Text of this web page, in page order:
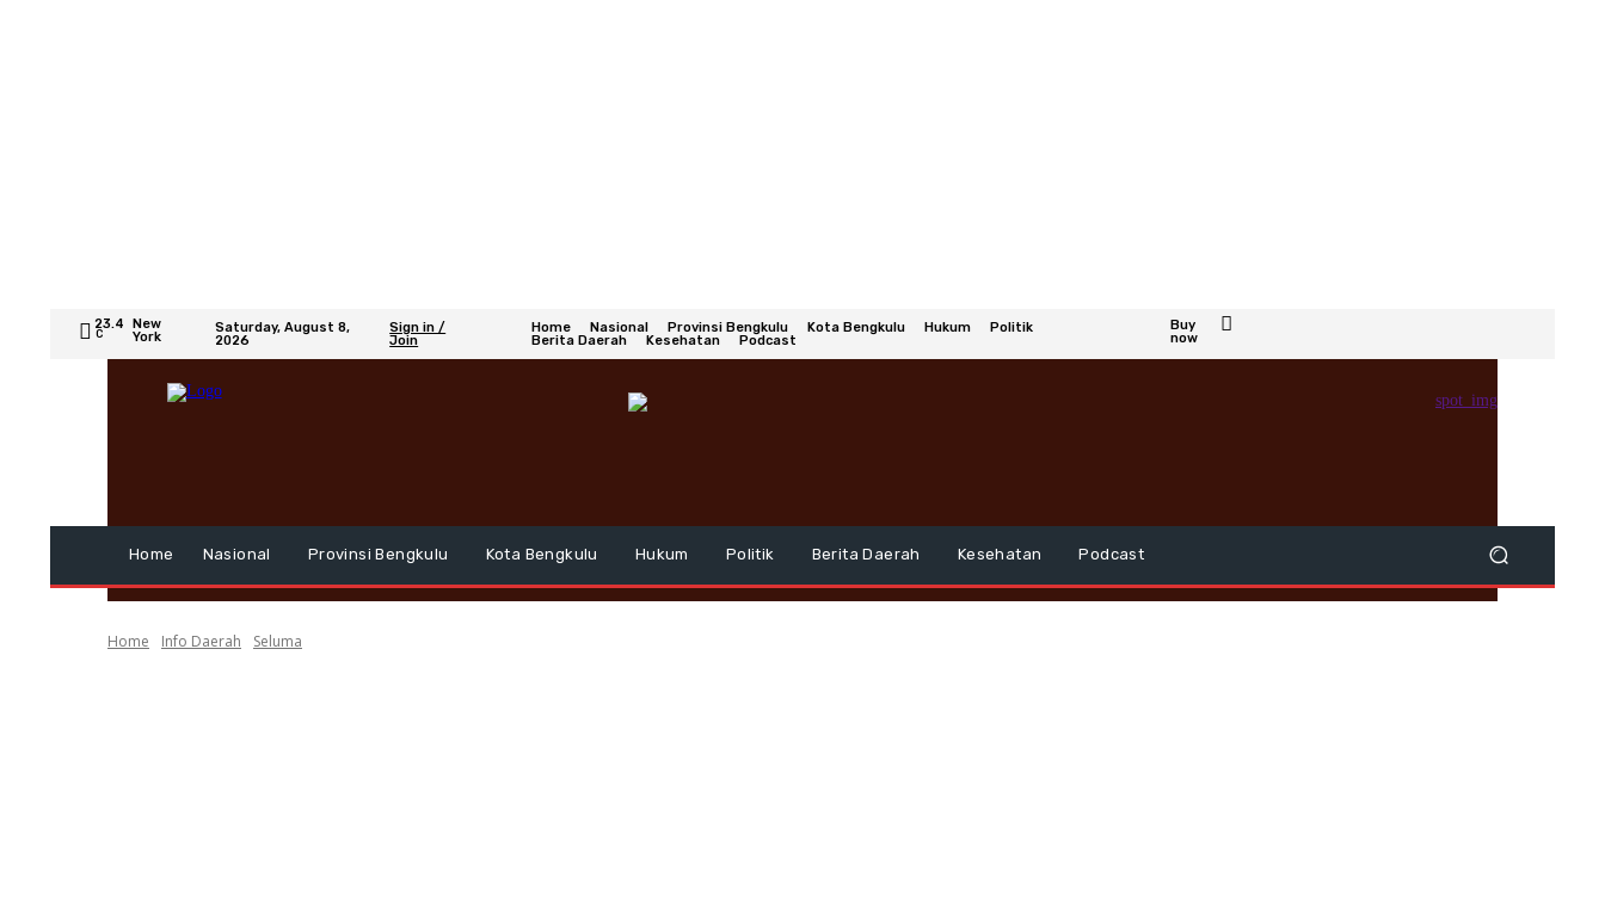
23.4
C
New
York
Saturday, August 8,
2026
Sign in /
Join
Home Nasional Provinsi Bengkulu Kota Bengkulu Hukum
Politik
Berita Daerah
Kesehatan Podcast
Buy
now
Home Nasional Provinsi Bengkulu Kota Bengkulu Hukum Politik Berita Daerah Kesehatan Podcast
Home Info Daerah Seluma